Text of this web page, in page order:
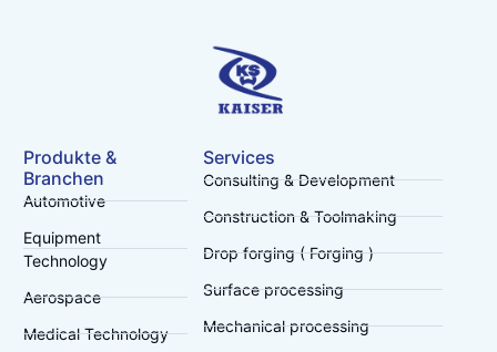
Produkte &
Branchen
Automotive
Equipment
Technology
Aerospace
Medical Technology
Services
Consulting & Development
Construction & Toolmaking
Drop forging ( Forging )
Surface processing
Mechanical processing